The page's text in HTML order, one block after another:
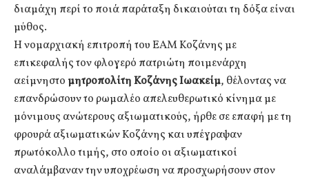
διαμάχη περί το ποιά παράταξη δικαιούται τη δόξα είναι
μύθος.
Η νομαρχιακή επιτροπή του ΕΑΜ Κοζάνης με
επικεφαλής τον φλογερό πατριώτη ποιμενάρχη
αείμνηστο μητροπολίτη Κοζάνης Ιωακείμ, θέλοντας να
επανδρώσουν το ρωμαλέο απελευθερωτικό κίνημα με
μόνιμους ανώτερους αξιωματικούς, ήρθε σε επαφή με τη
φρουρά αξιωματικών Κοζάνης και υπέγραψαν
πρωτόκολλο τιμής, στο οποίο οι αξιωματικοί
αναλάμβαναν την υποχρέωση να προσχωρήσουν στον